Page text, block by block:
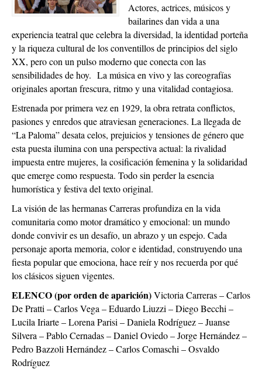
Actores, actrices, músicos y
bailarines dan vida a una
experiencia teatral que celebra la diversidad, la identidad porteña
y la riqueza cultural de los conventillos de principios del siglo
XX, pero con un pulso moderno que conecta con las
sensibilidades de hoy. La música en vivo y las coreografías
originales aportan frescura, ritmo y una vitalidad contagiosa.
Estrenada por primera vez en 1929, la obra retrata conflictos,
pasiones y enredos que atraviesan generaciones. La llegada de
“La Paloma” desata celos, prejuicios y tensiones de género que
esta puesta ilumina con una perspectiva actual: la rivalidad
impuesta entre mujeres, la cosificación femenina y la solidaridad
que emerge como respuesta. Todo sin perder la esencia
humorística y festiva del texto original.
La visión de las hermanas Carreras profundiza en la vida
comunitaria como motor dramático y emocional: un mundo
donde convivir es un desafío, un abrazo y un espejo. Cada
personaje aporta memoria, color e identidad, construyendo una
fiesta popular que emociona, hace reír y nos recuerda por qué
los clásicos siguen vigentes.
ELENCO (por orden de aparición)Victoria Carreras – Carlos
De Pratti – Carlos Vega – Eduardo Liuzzi – Diego Becchi –
Lucila Iriarte – Lorena Parisi – Daniela Rodríguez – Juanse
Silvera – Pablo Cernadas – Daniel Oviedo – Jorge Hernández –
Pedro Bazzoli Hernández – Carlos Comaschi – Osvaldo
Rodríguez